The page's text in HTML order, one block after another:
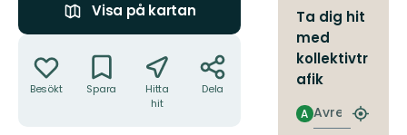
Visa på kartan
Besökt Spara
Hitta
hit
Dela
Ta dig hit
med
kollektivtr
afik
Avresa
A
Hitta